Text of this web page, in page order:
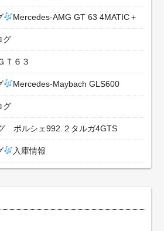
Mercedes-AMG GT 63 4MATIC＋
グ
６３
Mercedes-Maybach GLS600
グ
ポルシェ992.２タルガ4GTS
入庫情報